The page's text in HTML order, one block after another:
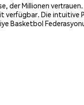
der Millionen
verfügbar. Die
Basketbol